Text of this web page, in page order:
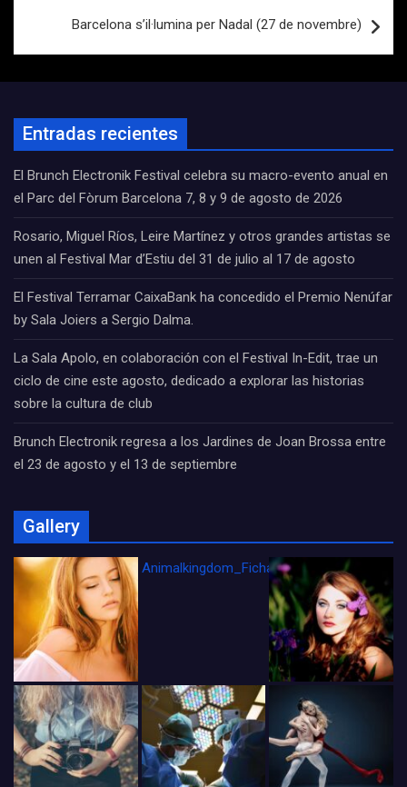
Barcelona s’il·lumina per Nadal (27 de novembre)
Entradas recientes
El Brunch Electronik Festival celebra su macro-evento anual en
el Parc del Fòrum Barcelona 7, 8 y 9 de agosto de 2026
Rosario, Miguel Ríos, Leire Martínez y otros grandes artistas se
unen al Festival Mar d’Estiu del 31 de julio al 17 de agosto
El Festival Terramar CaixaBank ha concedido el Premio Nenúfar
by Sala Joiers a Sergio Dalma.
La Sala Apolo, en colaboración con el Festival In-Edit, trae un
ciclo de cine este agosto, dedicado a explorar las historias
sobre la cultura de club
Brunch Electronik regresa a los Jardines de Joan Brossa entre
el 23 de agosto y el 13 de septiembre
Gallery
Animalkingdom_FichaCine